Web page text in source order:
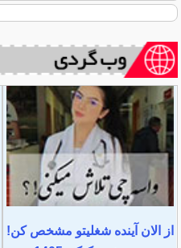
از الان آینده شغلیتو مشخص کن!